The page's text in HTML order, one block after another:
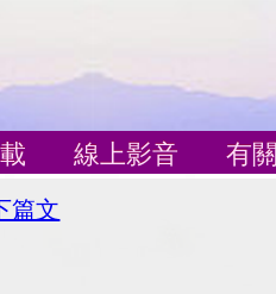
線上影音 有
篇文